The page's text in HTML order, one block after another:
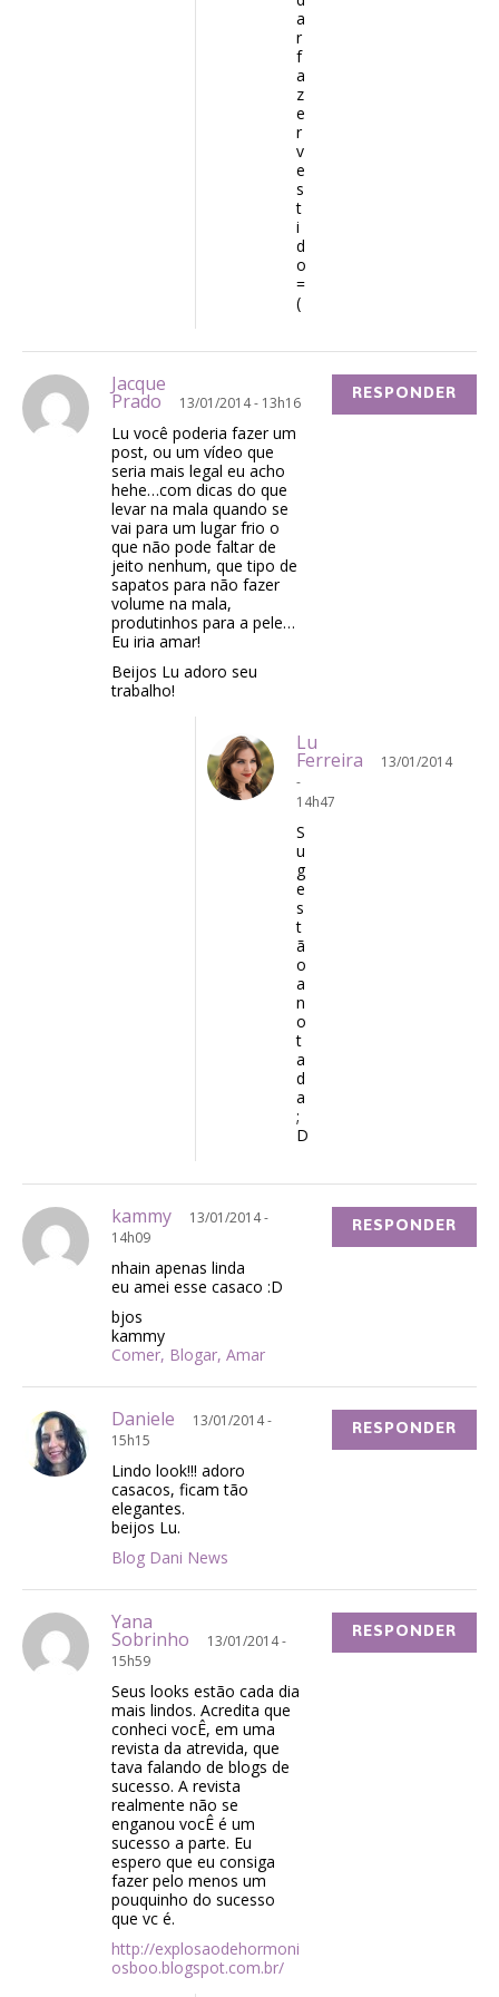
a
r
f
a
z
e
r
v
e
s
t
i
d
o
=
(
Jacque
Prado 13/01/2014 - 13h16
Lu você poderia fazer um
post, ou um vídeo que
seria mais legal eu acho
hehe…com dicas do que
levar na mala quando se
vai para um lugar frio o
que não pode faltar de
jeito nenhum, que tipo de
sapatos para não fazer
volume na mala,
produtinhos para a pele…
Eu iria amar!
Beijos Lu adoro seu
trabalho!
RESPONDER
Lu
Ferreira
13/01/2014
-
14h47
S
u
g
e
s
t
ã
o
a
n
o
t
a
d
a
;
D
kammy
13/01/2014 -
14h09
nhain apenas linda
eu amei esse casaco :D
bjos
kammy
Comer, Blogar, Amar
RESPONDER
Daniele
13/01/2014 -
15h15
Lindo look!!! adoro
casacos, ficam tão
elegantes.
beijos Lu.
Blog Dani News
RESPONDER
Yana
Sobrinho
13/01/2014 -
15h59
Seus looks estão cada dia
mais lindos. Acredita que
conheci vocÊ, em uma
revista da atrevida, que
tava falando de blogs de
sucesso. A revista
realmente não se
enganou vocÊ é um
sucesso a parte. Eu
espero que eu consiga
fazer pelo menos um
pouquinho do sucesso
que vc é.
http://explosaodehormoni
osboo.blogspot.com.br/
RESPONDER